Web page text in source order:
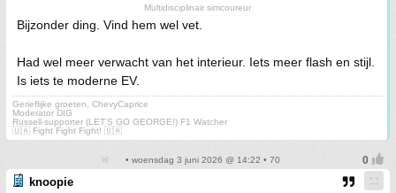
Multidisciplinair simcoureur
Bijzonder ding. Vind hem wel vet.
Had wel meer verwacht van het interieur. Iets meer flash en stijl.
Is iets te moderne EV.
Gerieflijke groeten, ChevyCaprice
Moderator DIG
Russell-supporter (LET'S GO GEORGE!) F1 Watcher
🇺🇦 Fight Fight Fight! 🇺🇦
• woensdag 3 juni 2026 @ 14:22 • 70
knoopie